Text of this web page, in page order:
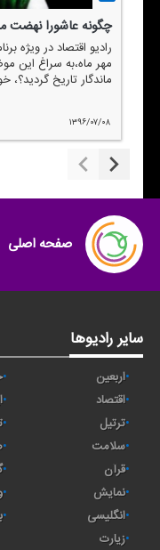
چگونه عاشورا نهضت
مهر ماه،به سراغ این
ماندگار تاریخ گردید؟،
۱۳۹۶/۰۷/۰۸
صفحه اصلی
سایر رادیوها
اربعین
اقتصاد
ترتیل
سلامت
قرآن
نمایش
انگلیسی
زیارت